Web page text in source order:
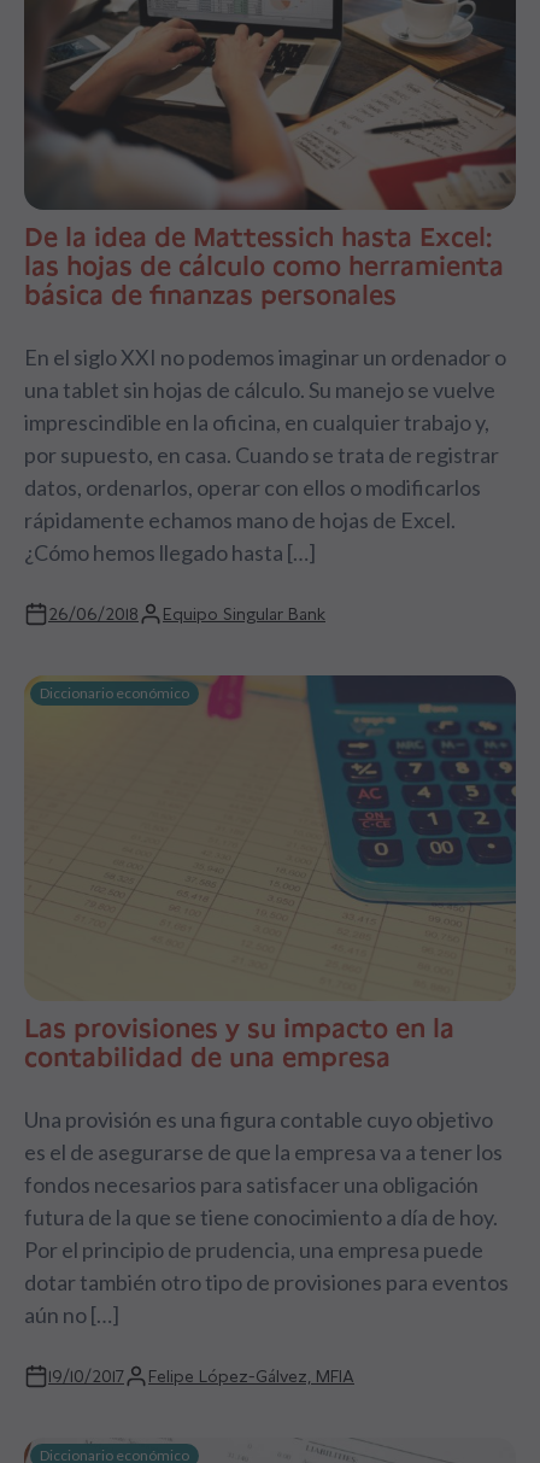
De la idea de Mattessich hasta Excel:
las hojas de cálculo como herramienta
básica de finanzas personales
En el siglo XXI no podemos imaginar un ordenador o
una tablet sin hojas de cálculo. Su manejo se vuelve
imprescindible en la oficina, en cualquier trabajo y,
por supuesto, en casa. Cuando se trata de registrar
datos, ordenarlos, operar con ellos o modificarlos
rápidamente echamos mano de hojas de Excel.
¿Cómo hemos llegado hasta […]
26/06/2018 Equipo Singular Bank
Diccionario económico
Las provisiones y su impacto en la
contabilidad de una empresa
Una provisión es una figura contable cuyo objetivo
es el de asegurarse de que la empresa va a tener los
fondos necesarios para satisfacer una obligación
futura de la que se tiene conocimiento a día de hoy.
Por el principio de prudencia, una empresa puede
dotar también otro tipo de provisiones para eventos
aún no […]
19/10/2017 Felipe López-Gálvez, MFIA
Diccionario económico